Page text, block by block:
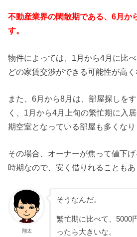
不動産業界の閑散期である、6月か
す。
物件によっては、1月から4月に比
どの家賃交渉ができる可能性が高く
また、6月から8月は、部屋探しを
く、1月から4月上旬の繁忙期に入
期空室となっている部屋も多くなり
その場合、オーナーが焦って値下
時期なので、安く借りれることもあ
翔太
そうなんだ。
繁忙期に比べて、5000
ったら大きいな。